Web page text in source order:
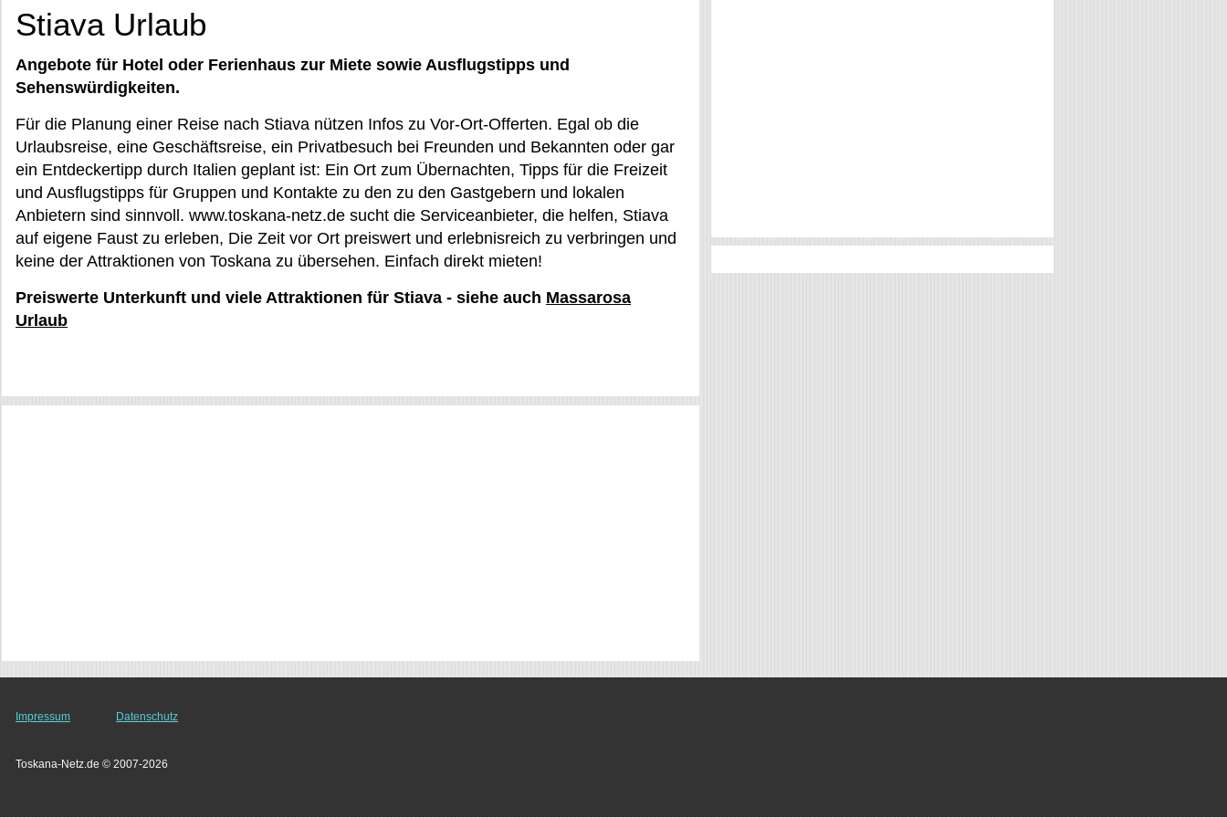
Stiava Urlaub
Angebote für Hotel oder Ferienhaus zur Miete sowie Ausflugstipps und
Sehenswürdigkeiten.
Für die Planung einer Reise nach Stiava nützen Infos zu Vor-Ort-Offerten. Egal ob die
Urlaubsreise, eine Geschäftsreise, ein Privatbesuch bei Freunden und Bekannten oder gar
ein Entdeckertipp durch Italien geplant ist: Ein Ort zum Übernachten, Tipps für die Freizeit
und Ausflugstipps für Gruppen und Kontakte zu den zu den Gastgebern und lokalen
Anbietern sind sinnvoll. www.toskana-netz.de sucht die Serviceanbieter, die helfen, Stiava
auf eigene Faust zu erleben, Die Zeit vor Ort preiswert und erlebnisreich zu verbringen und
keine der Attraktionen von Toskana zu übersehen. Einfach direkt mieten!
Preiswerte Unterkunft und viele Attraktionen für Stiava - siehe auch Massarosa
Urlaub
Impressum Datenschutz
Toskana-Netz.de © 2007-2026